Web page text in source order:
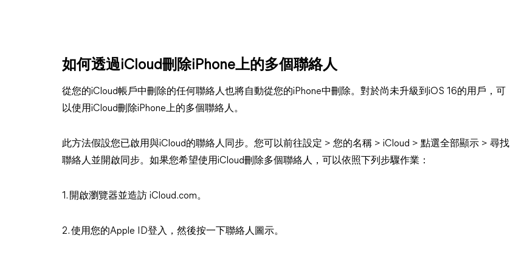
如何透過iCloud刪除iPhone上的多個聯絡人
從您的iCloud帳戶中刪除的任何聯絡人也將自動從您的iPhone中刪除。對於尚未升級到iOS 16的用戶，可
以使用iCloud刪除iPhone上的多個聯絡人。
此方法假設您已啟用與iCloud的聯絡人同步。您可以前往設定 > 您的名稱 > iCloud > 點選全部顯示 > 尋找
聯絡人並開啟同步。如果您希望使用iCloud刪除多個聯絡人，可以依照下列步驟作業：
1. 開啟瀏覽器並造訪 iCloud.com。
2. 使用您的Apple ID登入，然後按一下聯絡人圖示。